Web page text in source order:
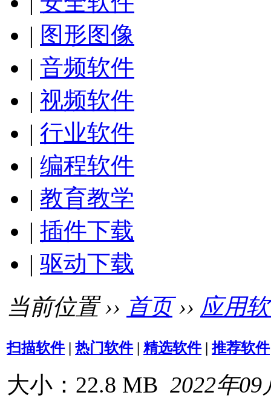
| 图形图像
| 音频软件
| 视频软件
| 行业软件
| 编程软件
| 教育教学
| 插件下载
| 驱动下载
当前位置 ›› 首页›› 应用
扫描软件| 热门软件| 精选软件| 推荐软件
大小：22.8 MB 2022年09